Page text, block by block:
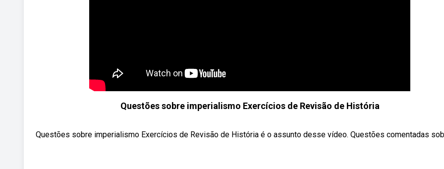
Questões sobre imperialismo Exercícios de Revisão de História
Questões sobre imperialismo Exercícios de Revisão de História é o assunto desse vídeo. Questões comentadas